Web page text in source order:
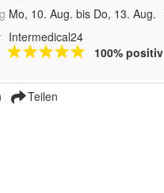
Mo, 10. Aug. bis Do, 13. Aug.
Intermedical24
100% positiv
Teilen